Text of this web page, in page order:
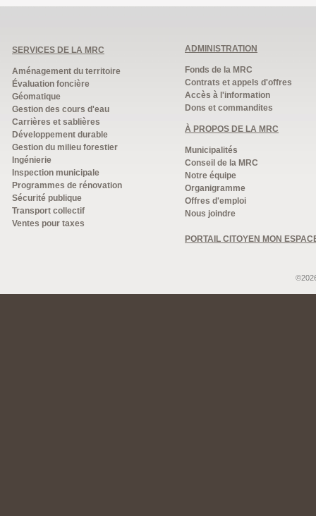
SERVICES DE LA MRC
Aménagement du territoire
Évaluation foncière
Géomatique
Gestion des cours d'eau
Carrières et sablières
Développement durable
Gestion du milieu forestier
Ingénierie
Inspection municipale
Programmes de rénovation
Sécurité publique
Transport collectif
Ventes pour taxes
ADMINISTRATION
Fonds de la MRC
Contrats et appels d'offres
Accès à l'information
Dons et commandites
À PROPOS DE LA MRC
Municipalités
Conseil de la MRC
Notre équipe
Organigramme
Offres d'emploi
Nous joindre
PORTAIL CITOYEN MON